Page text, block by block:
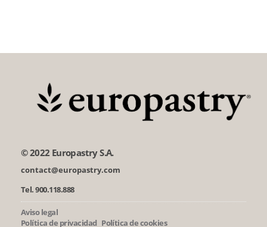
© 2022 Europastry S.A.
contact@europastry.com
Tel. 900.118.888
Aviso legal
Política de privacidad Política de cookies